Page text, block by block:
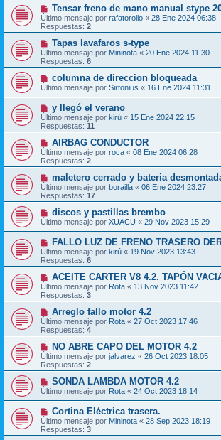
Tensar freno de mano manual stype
Último mensaje por rafatorollo « 28 Ene 2024 06:38
Respuestas: 2
Tapas lavafaros s-type
Último mensaje por Mininota « 20 Ene 2024 11:30
Respuestas: 6
columna de direccion bloqueada
Último mensaje por Sirtonius « 16 Ene 2024 11:31
y llegó el verano
Último mensaje por kirú « 15 Ene 2024 22:15
Respuestas: 11
AIRBAG CONDUCTOR
Último mensaje por roca « 08 Ene 2024 06:28
Respuestas: 2
maletero cerrado y bateria
Último mensaje por borailla « 06 Ene 2024 23:27
Respuestas: 17
discos y pastillas brembo
Último mensaje por XUACU « 29 Nov 2023 15:29
FALLO LUZ DE FRENO TRASERO
Último mensaje por kirú « 19 Nov 2023 13:43
Respuestas: 6
ACEITE CARTER V8 4.2. TAPÓN
Último mensaje por Rota « 13 Nov 2023 11:42
Respuestas: 3
Arreglo fallo motor 4.2
Último mensaje por Rota « 27 Oct 2023 17:46
Respuestas: 4
NO ABRE CAPO DEL MOTOR 4.2
Último mensaje por jalvarez « 26 Oct 2023 18:05
Respuestas: 2
SONDA LAMBDA MOTOR 4.2
Último mensaje por Rota « 24 Oct 2023 18:14
Cortina Eléctrica trasera.
Último mensaje por Mininota « 28 Sep 2023 18:19
Respuestas: 3